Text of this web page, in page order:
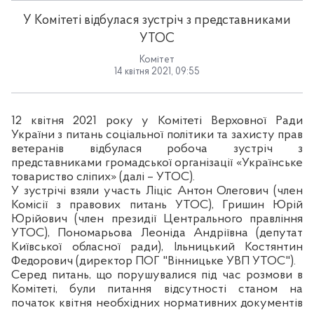
У Комітеті відбулася зустріч з представниками
УТОС
Комітет
14 квітня 2021, 09:55
12 квітня 2021 року у Комітеті Верховної Ради
України з питань соціальної політики та захисту прав
ветеранів відбулася робоча зустріч з
представниками громадської організації «Українське
товариство сліпих» (далі – УТОС).
У зустрічі взяли участь Ліціс Антон Олегович (член
Комісії з правових питань УТОС), Гришин Юрій
Юрійович (член президії Центрального правління
УТОС), Пономарьова Леоніда Андріївна (депутат
Київської обласної ради), Ільницький Костянтин
Федорович (директор ПОГ "Вінницьке УВП УТОС").
Серед питань, що порушувалися під час розмови в
Комітеті, були питання відсутності станом на
початок квітня необхідних нормативних документів